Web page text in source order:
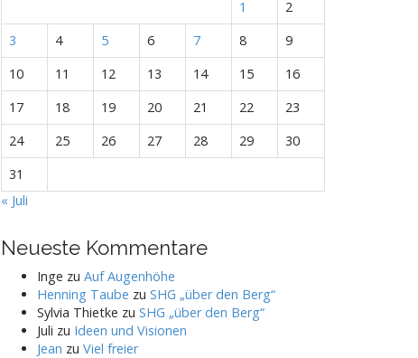
1
2
3
4 5 6 7 8
9
10
11 12 13 14 15
16
17
18 19 20 21 22
23
24
25 26 27 28 29
30
31
« Juli
Neueste Kommentare
Inge zu Auf Augenhöhe
Henning Taube zu SHG „über den Berg“
Sylvia Thietke zu SHG „über den Berg“
Juli zu Ideen und Visionen
Jean zu Viel freier